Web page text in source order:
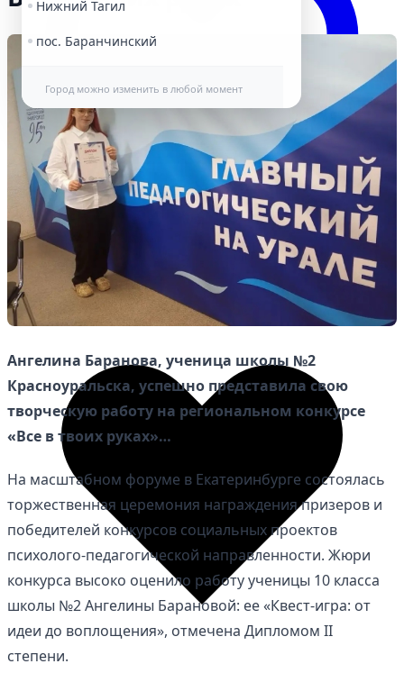
Нижний Тагил
пос. Баранчинский
Город можно изменить в любой момент
Избранное
Ангелина Баранова, ученица школы №2
Красноуральска, успешно представила свою
творческую работу на региональном конкурсе
«Все в твоих руках»…
На масштабном форуме в Екатеринбурге состоялась
торжественная церемония награждения призеров и
победителей конкурсов социальных проектов
психолого-педагогической направленности. Жюри
конкурса высоко оценило работу ученицы 10 класса
школы №2 Ангелины Барановой: ее «Квест-игра: от
идеи до воплощения», отмечена Дипломом II
степени.